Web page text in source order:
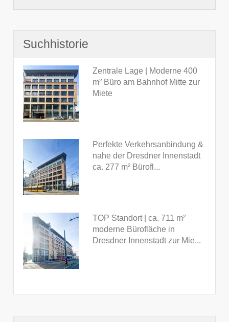
Suchhistorie
Zentrale Lage | Moderne 400
m² Büro am Bahnhof Mitte zur
Miete
Perfekte Verkehrsanbindung &
nahe der Dresdner Innenstadt
ca. 277 m² Bürofl...
TOP Standort | ca. 711 m²
moderne Bürofläche in
Dresdner Innenstadt zur Mie...